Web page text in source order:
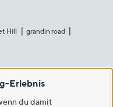
Hill
grandin road
Erlebnis
du damit